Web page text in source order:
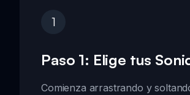
1
Paso 1: Elige tus
Comienza arrastrando y